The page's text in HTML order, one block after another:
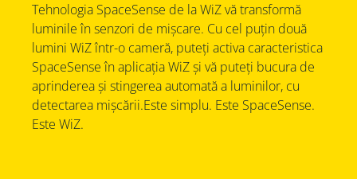
Tehnologia SpaceSense de la WiZ vă transformă
luminile în senzori de mișcare. Cu cel puțin două
lumini WiZ într-o cameră, puteți activa caracteristica
SpaceSense în aplicația WiZ și vă puteți bucura de
aprinderea și stingerea automată a luminilor, cu
detectarea mișcării.Este simplu. Este SpaceSense.
Este WiZ.